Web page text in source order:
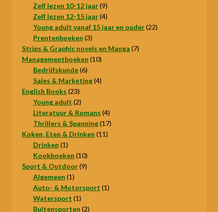
producten
Zelf lezen 10-12 jaar 99
producten
Zelf lezen 12-15 jaar 44
producten
Young adult vanaf 15 jaar en ouder 2222
Prentenboeken 33
producten
Strips & Graphic novels en Manga 77
Managementboeken 1010
Bedrijfskunde 66
producten
Sales & Marketing 44
English Books 2323
producten
Young adult 22
producten
Literatuur & Romans 44
producten
Thrillers & Spanning 1717
Koken, Eten & Drinken 1111
Drinken 11
product
Kookboeken 1010
producten
Sport & Outdoor 99
Algemeen 11
product
Auto- & Motorsport 11
Watersport 11
product
Buitensporten 22